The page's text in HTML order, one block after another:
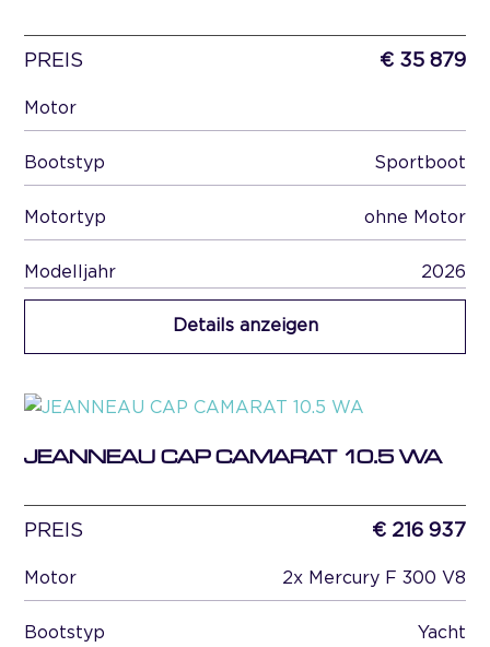
PREIS € 35 879
Motor
Bootstyp Sportboot
Motortyp ohne Motor
Modelljahr 2026
Details anzeigen
JEANNEAU CAP CAMARAT 10.5 WA
PREIS € 216 937
Motor 2x Mercury F 300 V8
Bootstyp Yacht